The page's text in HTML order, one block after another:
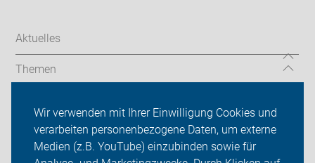
Wir verwenden mit Ihrer Einwilligung Cookies und
verarbeiten personenbezogene Daten, um externe
Medien (z.B. YouTube) einzubinden sowie für
Aktuelles
Themen
Über uns